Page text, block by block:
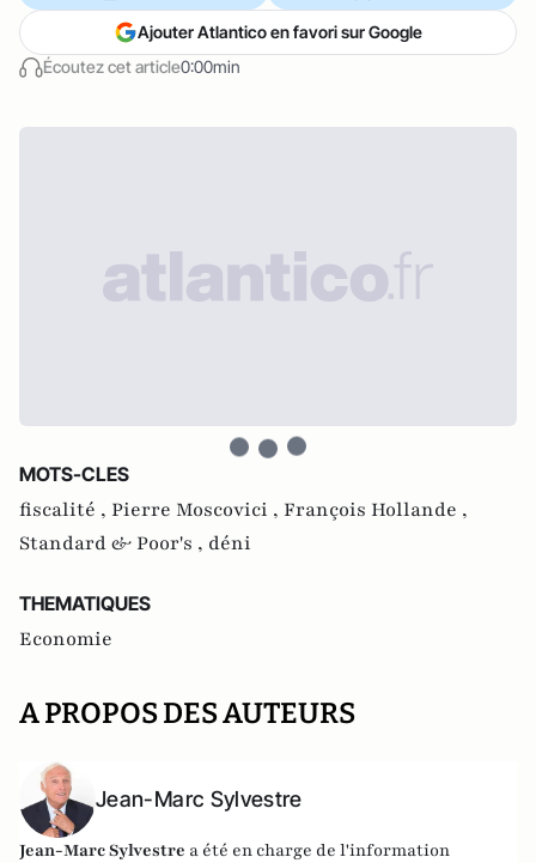
Écoutez cet article0:00min
Ajouter Atlantico en favori sur Google
MOTS-CLES
fiscalité , Pierre Moscovici , François Hollande ,
Standard & Poor's , déni
THEMATIQUES
Economie
A PROPOS DES AUTEURS
Jean-Marc Sylvestre
Jean-Marc Sylvestre a été en charge de l'information